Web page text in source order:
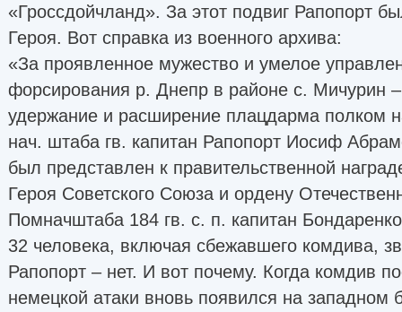
«Гроссдойчланд». За этот подвиг Рапопорт
Героя. Вот справка из военного архива:
«За проявленное мужество и умелое
форсирования р. Днепр в районе с. Мичурин –
удержание и расширение плацдарма полком
нач. штаба гв. капитан Рапопорт Иосиф
был представлен к правительственной
Героя Советского Союза и ордену
Помначштаба 184 гв. с. п. капитан
32 человека, включая сбежавшего комдива,
Рапопорт – нет. И вот почему. Когда комдив
немецкой атаки вновь появился на западном